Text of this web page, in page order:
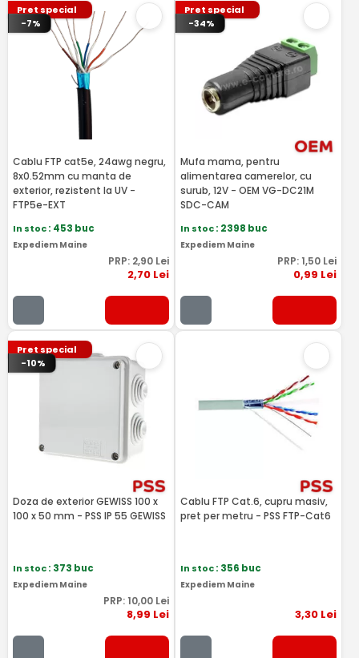
Pret special
-7%
Cablu FTP cat5e, 24awg negru,
8x0.52mm cu manta de
exterior, rezistent la UV -
FTP5e-EXT
In stoc: 453 buc
Expediem Maine
PRP: 2,90Lei
2,70Lei
Pret special
-34%
Mufa mama, pentru
alimentarea camerelor, cu
surub, 12V - OEM VG-DC21M
SDC-CAM
In stoc: 2398 buc
Expediem Maine
PRP: 1,50 Lei
0,99 Lei
Pret special
-10%
Doza de exterior GEWISS 100 x
100 x 50 mm - PSS IP 55 GEWISS
In stoc: 373 buc
Expediem Maine
PRP: 10,00Lei
8,99 Lei
Cablu FTP Cat.6, cupru masiv,
pret per metru - PSS FTP-Cat6
In stoc: 356 buc
Expediem Maine
3,30 Lei